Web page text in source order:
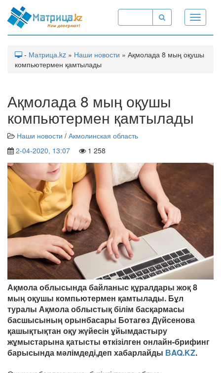
Toggle
- Матрица.kz » Наши новости » Ақмолада 8 мың оқушы
компьютермен қамтылады
Ақмолада 8 мың оқушы
компьютермен қамтылады
Наши новости / Акмолинская область
2-04-2020, 13:07
1 258
Ақмола облысында байланыс құралдары жоқ 8
мың оқушы компьютермен қамтылады. Бұл
туралы Ақмола облыстық білім басқармасы
басшысының орынбасары Ботагөз Дүйсенова
қашықтықтан оқу жүйесін ұйымдастыру
жұмыстарына қатысты өткізілген онлайн-брифинг
барысында мәлімдеді,деп хабарлайды ВAQ.KZ.